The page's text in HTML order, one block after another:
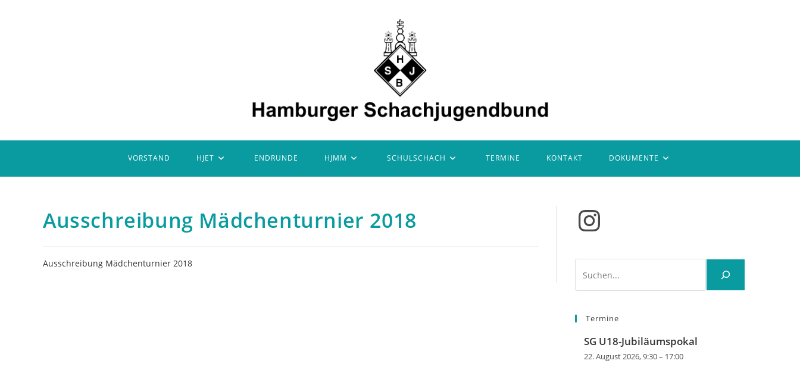
VORSTAND HJET ENDRUNDE HJMM SCHULSCHACH TERMINE KONTAKT DOKUMENTE
Ausschreibung Mädchenturnier 2018
Ausschreibung Mädchenturnier 2018
Instagram
Termine
SG U18-Jubiläumspokal
22. August 2026, 9:30– 17:00